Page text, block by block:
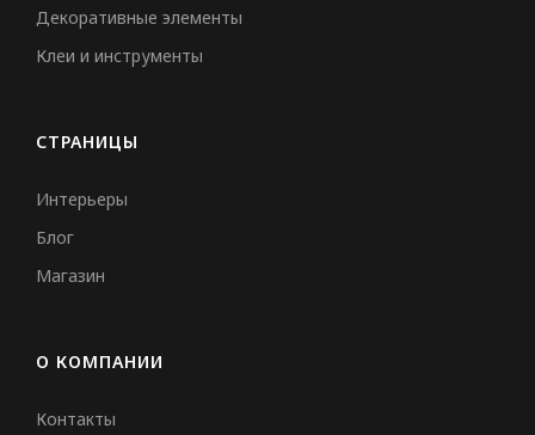
Декоративные элементы
Клеи и инструменты
СТРАНИЦЫ
Интерьеры
Блог
Магазин
О КОМПАНИИ
Контакты